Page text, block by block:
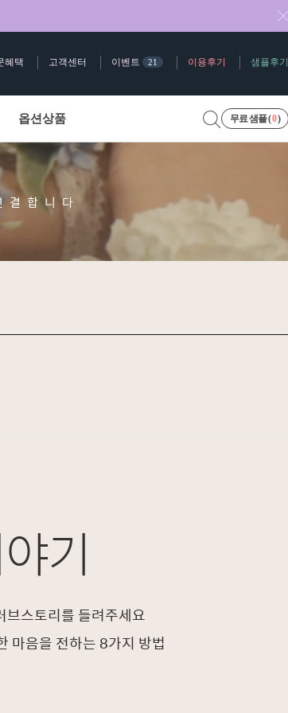
혜택 고객센터 이벤트 21 이용후기 샘플후기
옵션상품 무료 샘플 (0)
합니다
기
브스토리를 들려주세요
마음을 전하는 8가지 방법